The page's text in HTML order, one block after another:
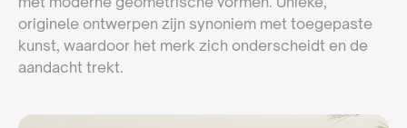
originele ontwerpen zijn synoniem met toegepaste
kunst, waardoor het merk zich onderscheidt en de
aandacht trekt.